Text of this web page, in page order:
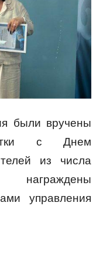
были вручены
с Днем
из числа
управления